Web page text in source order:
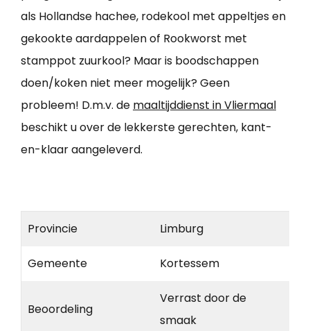
als Hollandse hachee, rodekool met appeltjes en
gekookte aardappelen of Rookworst met
stamppot zuurkool? Maar is boodschappen
doen/koken niet meer mogelijk? Geen
probleem! D.m.v. de maaltijddienst in Vliermaal
beschikt u over de lekkerste gerechten, kant-
en-klaar aangeleverd.
Provincie Limburg
Gemeente Kortessem
Beoordeling
Verrast door de
smaak